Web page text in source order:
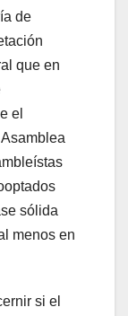
de
que en
el
sólida
menos en
si el